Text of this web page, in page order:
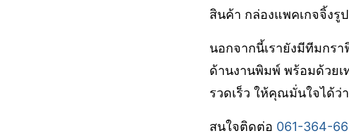
สินค้า กล่องแพคเกจจิ้งรู
นอกจากนี้เรายังมีทีมกร
ด้านงานพิมพ์ พร้อมด้วย
รวดเร็ว ให้คุณมั่นใจได้
สนใจติดต่อ 061-364-